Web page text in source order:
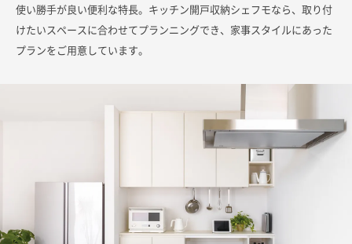
使い勝手が良い便利な特長。キッチン開戸収納シェフモなら、取り付
けたいスペースに合わせてプランニングでき、家事スタイルにあった
プランをご用意しています。